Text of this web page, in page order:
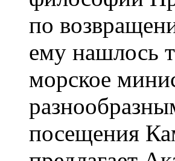
по
ему нашлось
морское
посещения